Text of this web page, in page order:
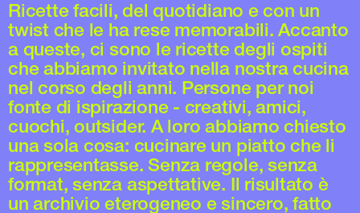
Ricette facili, del quotidiano e con un
twist che le ha rese memorabili. Accanto
a queste, ci sono le ricette degli ospiti
che abbiamo invitato nella nostra cucina
nel corso degli anni. Persone per noi
fonte di ispirazione - creativi, amici,
cuochi, outsider. A loro abbiamo chiesto
una sola cosa: cucinare un piatto che li
rappresentasse. Senza regole, senza
format, senza aspettative. Il risultato è
un archivio eterogeneo e sincero, fatto